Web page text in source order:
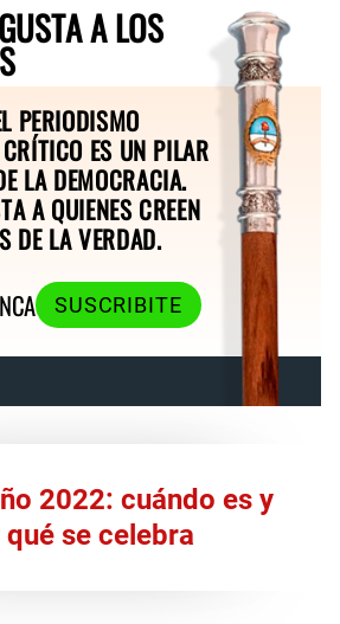
A LOS
PERIODISMO
ES UN PILAR
LA DEMOCRACIA.
A QUIENES CREEN
DE LA VERDAD.
SUSCRIBITE
2022: cuándo es y
se celebra